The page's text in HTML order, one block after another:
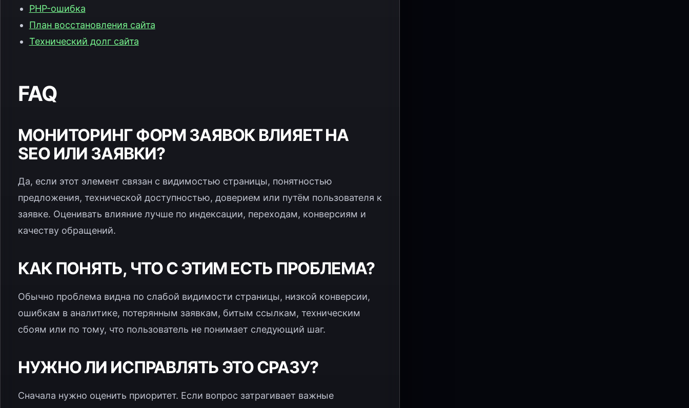
PHP-ошибка
План восстановления сайта
Технический долг сайта
FAQ
МОНИТОРИНГ ФОРМ ЗАЯВОК ВЛИЯЕТ НА
SEO ИЛИ ЗАЯВКИ?
Да, если этот элемент связан с видимостью страницы, понятностью
предложения, технической доступностью, доверием или путём пользователя к
заявке. Оценивать влияние лучше по индексации, переходам, конверсиям и
качеству обращений.
КАК ПОНЯТЬ, ЧТО С ЭТИМ ЕСТЬ ПРОБЛЕМА?
Обычно проблема видна по слабой видимости страницы, низкой конверсии,
ошибкам в аналитике, потерянным заявкам, битым ссылкам, техническим
сбоям или по тому, что пользователь не понимает следующий шаг.
НУЖНО ЛИ ИСПРАВЛЯТЬ ЭТО СРАЗУ?
Сначала нужно оценить приоритет. Если вопрос затрагивает важные